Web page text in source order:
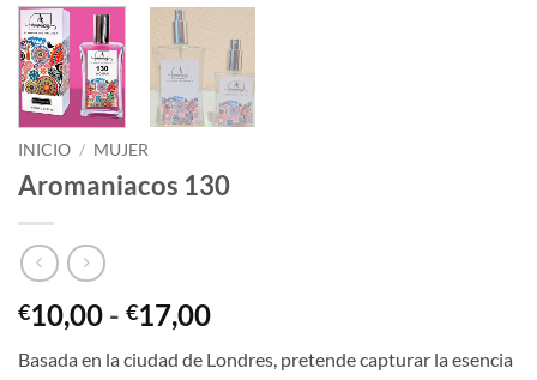
INICIO / MUJER
Aromaniacos 130
€10,00 - €17,00Rango
precios:
Basada en la ciudad de Londres, pretende capturar la esencia